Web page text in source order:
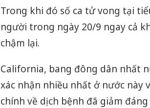
Trong khi đó số ca tử vong tại
người trong ngày 20/9 ngay cả
chậm lại.
California, bang đông dân nhất
xác nhận nhiều nhất ở nước này
chính về dịch bệnh đã giảm